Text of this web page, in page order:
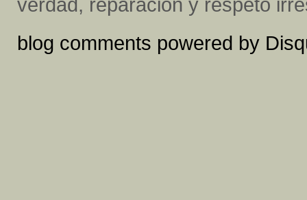
verdad, reparación y respeto
blog comments powered by